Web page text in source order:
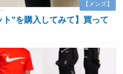
【メンズ】
ト”を購入してみて】買って